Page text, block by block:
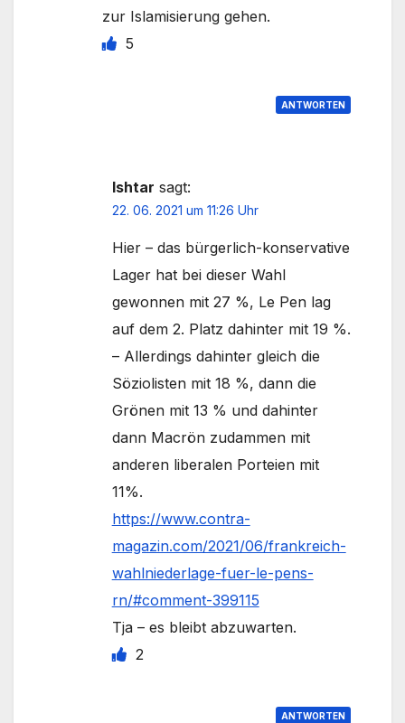
zur Islamisierung gehen.
5
ANTWORTEN
Ishtar sagt:
22. 06. 2021 um 11:26 Uhr
Hier – das bürgerlich-konservative
Lager hat bei dieser Wahl
gewonnen mit 27 %, Le Pen lag
auf dem 2. Platz dahinter mit 19 %.
– Allerdings dahinter gleich die
Söziolisten mit 18 %, dann die
Grönen mit 13 % und dahinter
dann Macrön zudammen mit
anderen liberalen Porteien mit
11%.
https://www.contra-
magazin.com/2021/06/frankreich-
wahlniederlage-fuer-le-pens-
rn/#comment-399115
Tja – es bleibt abzuwarten.
2
ANTWORTEN